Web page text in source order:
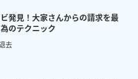
発見！大家さんからの請求を最
のテクニック
去